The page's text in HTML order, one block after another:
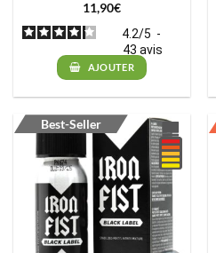
11,90€
4.2/5 -
43 avis
AJOUTER
Best-Seller